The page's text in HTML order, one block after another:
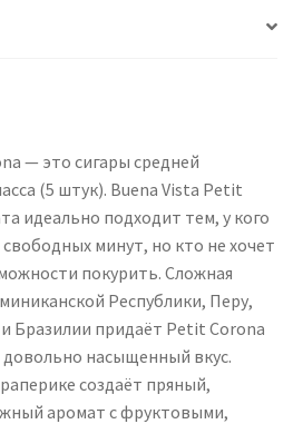
— это сигары средней
(5 штук). Buena Vista Petit
идеально подходит тем, у кого
свободных минут, но кто не хочет
покурить. Сложная
Республики, Перу,
Бразилии придаёт Petit Corona
насыщенный вкус.
создаёт пряный,
аромат с фруктовыми,